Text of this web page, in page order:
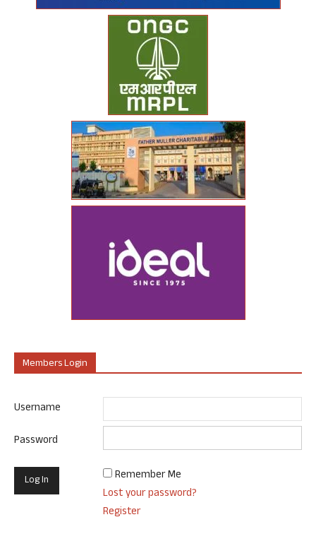
Members Login
Username
Password
Remember Me
Lost your password?
Register